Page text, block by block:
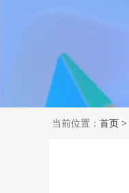
当前位置： 首页 >